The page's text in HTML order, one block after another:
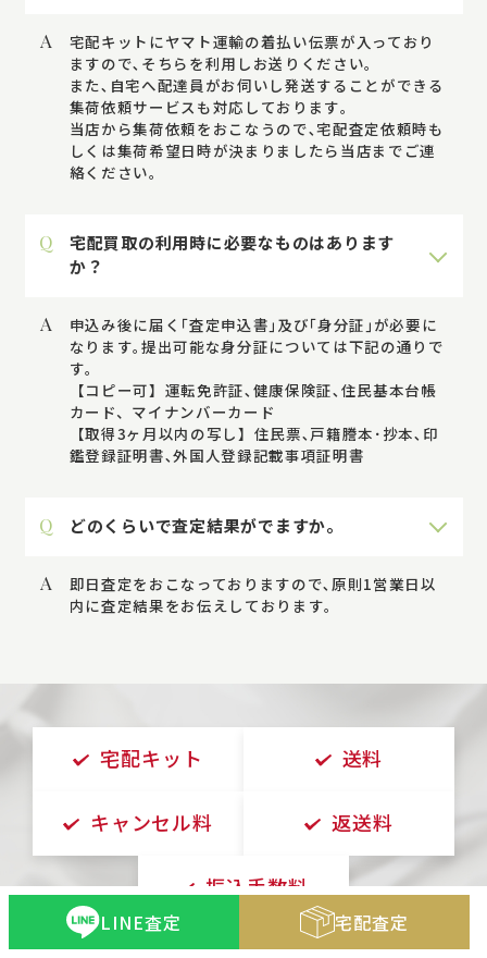
A
宅配キットにヤマト運輸の着払い伝票が入っており
ますので､そちらを利用しお送りください｡
また､自宅へ配達員がお伺いし発送することができる
集荷依頼サービスも対応しております｡
当店から集荷依頼をおこなうので､宅配査定依頼時も
しくは集荷希望日時が決まりましたら当店までご連
絡ください｡
Q
宅配買取の利用時に必要なものはあります
か？
A
申込み後に届く｢査定申込書｣及び｢身分証｣が必要に
なります｡提出可能な身分証については下記の通りで
す｡
【コピー可】運転免許証､健康保険証､住民基本台帳
カード、マイナンバーカード
【取得3ヶ月以内の写し】住民票､戸籍謄本･抄本､印
鑑登録証明書､外国人登録記載事項証明書
Q どのくらいで査定結果がでますか。
A
即日査定をおこなっておりますので､原則1営業日以
内に査定結果をお伝えしております｡
宅配キット 送料
キャンセル料 返送料
振込手数料
LINE査定 宅配査定